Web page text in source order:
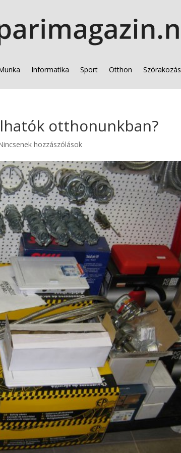
Informatika Sport Otthon Szórakozás
otthonunkban?
hozzászólások